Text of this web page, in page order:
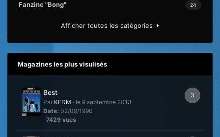
24
Fanzine "Bong"
Afficher toutes les catégories
Magazines les plus visulisés
3
Best
Par KFDM · le 9 septembre 2013
Date: 02/09/1990
· 7429 vues